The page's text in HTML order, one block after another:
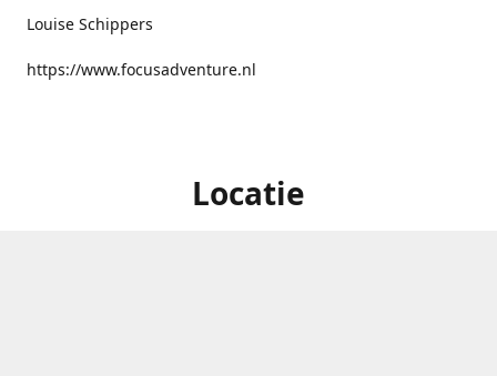
Louise Schippers
https://www.focusadventure.nl
Locatie